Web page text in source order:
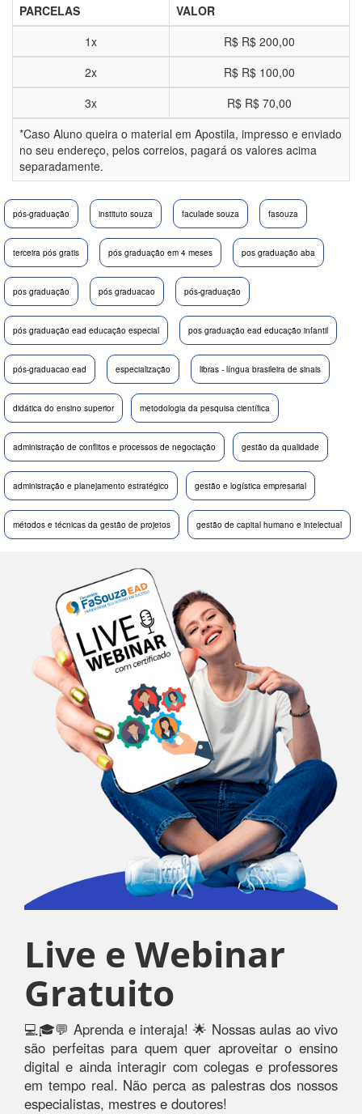
PARCELAS
VALOR
1x
R$ R$ 200,00
2x
R$ R$ 100,00
3x
R$ R$ 70,00
*Caso Aluno queira o material em Apostila, impresso e enviado
no seu endereço, pelos correios, pagará os valores acima
separadamente.
pós-graduação instituto souza faculade souza fasouza
terceira pós gratis pós graduação em 4 meses pos graduação aba
pos graduação pós graduacao pós-graduação
pós graduação ead educação especial pos graduação ead educação infantil
pós-graduacao ead especialização libras - língua brasileira de sinais
didática do ensino superior metodologia da pesquisa científica
administração de conflitos e processos de negociação gestão da qualidade
administração e planejamento estratégico gestão e logística empresarial
métodos e técnicas da gestão de projetos gestão de capital humano e intelectual
Live e Webinar
Gratuito
💻🎓💬 Aprenda e interaja! 🌟 Nossas aulas ao vivo
são perfeitas para quem quer aproveitar o ensino
digital e ainda interagir com colegas e professores
em tempo real. Não perca as palestras dos nossos
especialistas, mestres e doutores!